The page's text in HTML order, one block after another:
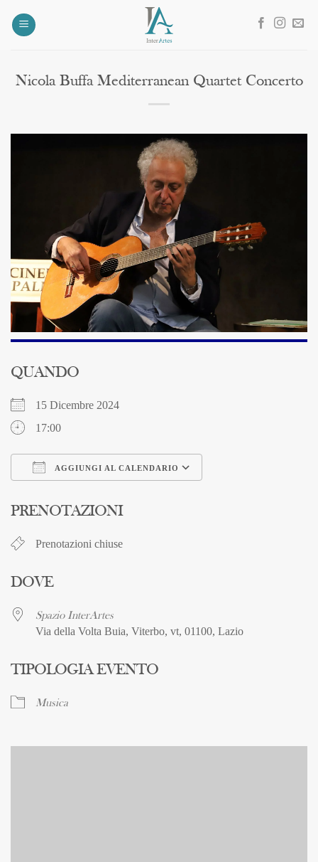
Nicola Buffa Mediterranean Quartet Concerto
QUANDO
15 Dicembre 2024
17:00
AGGIUNGI AL CALENDARIO
PRENOTAZIONI
Prenotazioni chiuse
DOVE
Spazio InterArtes
Via della Volta Buia, Viterbo, vt, 01100, Lazio
TIPOLOGIA EVENTO
Musica